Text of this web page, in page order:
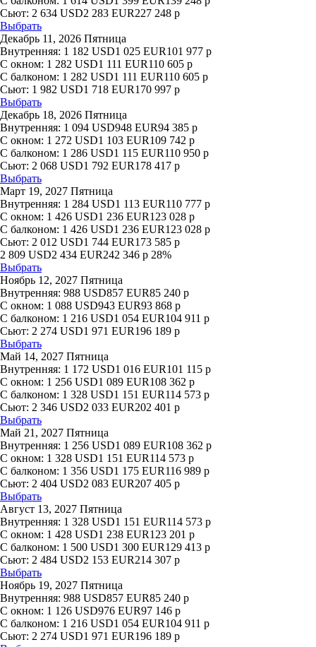
Сьют: 2 634 USD2 283 EUR227 248 р
Выбрать
Декабрь 11, 2026 Пятница
Внутренняя: 1 182 USD1 025 EUR101 977 р
С окном: 1 282 USD1 111 EUR110 605 р
С балконом: 1 282 USD1 111 EUR110 605 р
Сьют: 1 982 USD1 718 EUR170 997 р
Выбрать
Декабрь 18, 2026 Пятница
Внутренняя: 1 094 USD948 EUR94 385 р
С окном: 1 272 USD1 103 EUR109 742 р
С балконом: 1 286 USD1 115 EUR110 950 р
Сьют: 2 068 USD1 792 EUR178 417 р
Выбрать
Март 19, 2027 Пятница
Внутренняя: 1 284 USD1 113 EUR110 777 р
С окном: 1 426 USD1 236 EUR123 028 р
С балконом: 1 426 USD1 236 EUR123 028 р
Сьют: 2 012 USD1 744 EUR173 585 р
2 809 USD2 434 EUR242 346 р 28%
Выбрать
Ноябрь 12, 2027 Пятница
Внутренняя: 988 USD857 EUR85 240 р
С окном: 1 088 USD943 EUR93 868 р
С балконом: 1 216 USD1 054 EUR104 911 р
Сьют: 2 274 USD1 971 EUR196 189 р
Выбрать
Май 14, 2027 Пятница
Внутренняя: 1 172 USD1 016 EUR101 115 р
С окном: 1 256 USD1 089 EUR108 362 р
С балконом: 1 328 USD1 151 EUR114 573 р
Сьют: 2 346 USD2 033 EUR202 401 р
Выбрать
Май 21, 2027 Пятница
Внутренняя: 1 256 USD1 089 EUR108 362 р
С окном: 1 328 USD1 151 EUR114 573 р
С балконом: 1 356 USD1 175 EUR116 989 р
Сьют: 2 404 USD2 083 EUR207 405 р
Выбрать
Август 13, 2027 Пятница
Внутренняя: 1 328 USD1 151 EUR114 573 р
С окном: 1 428 USD1 238 EUR123 201 р
С балконом: 1 500 USD1 300 EUR129 413 р
Сьют: 2 484 USD2 153 EUR214 307 р
Выбрать
Ноябрь 19, 2027 Пятница
Внутренняя: 988 USD857 EUR85 240 р
С окном: 1 126 USD976 EUR97 146 р
С балконом: 1 216 USD1 054 EUR104 911 р
Сьют: 2 274 USD1 971 EUR196 189 р